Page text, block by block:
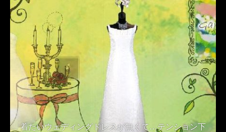
着たいウェディングドレスが無くて…テンション下